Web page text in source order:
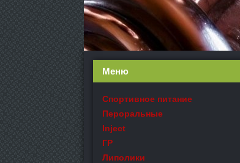
Меню
Спортивное питание
Пероральные
Inject
ГР
Липолики